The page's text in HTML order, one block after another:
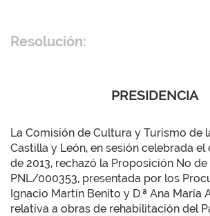
Resolución:
PRESIDENCIA
La Comisión de Cultura y Turismo de
Castilla y León, en sesión celebrada el
de 2013, rechazó la Proposición No de
PNL/000353, presentada por los
Ignacio Martín Benito y D.ª Ana María
relativa a obras de rehabilitación del